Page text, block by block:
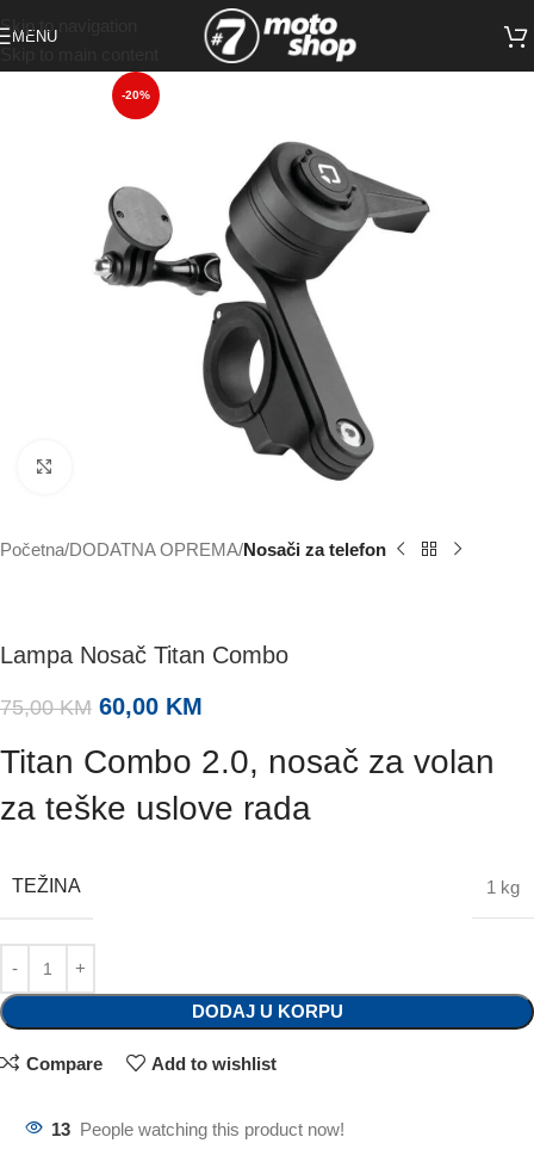
Skip to navigation
MENU
-20%
Početna DODATNA OPREMA Nosači za telefon
Lampa Nosač Titan Combo
75,00KM 60,00 KM
Titan Combo 2.0, nosač za volan
za teške uslove rada
TEŽINA 1 kg
DODAJ U KORPU
Compare Add to wishlist
13 People watching this product now!